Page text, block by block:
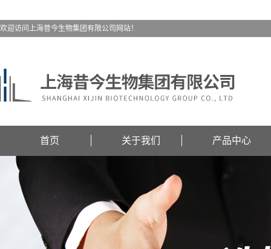
欢迎访问上海昔今生物集团有限公司网站！
首页 关于我们 产品中心